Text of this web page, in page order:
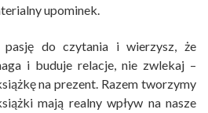
upominek.
pasję do czytania i wierzysz, że
i buduje relacje, nie zwlekaj –
na prezent. Razem tworzymy
mają realny wpływ na nasze